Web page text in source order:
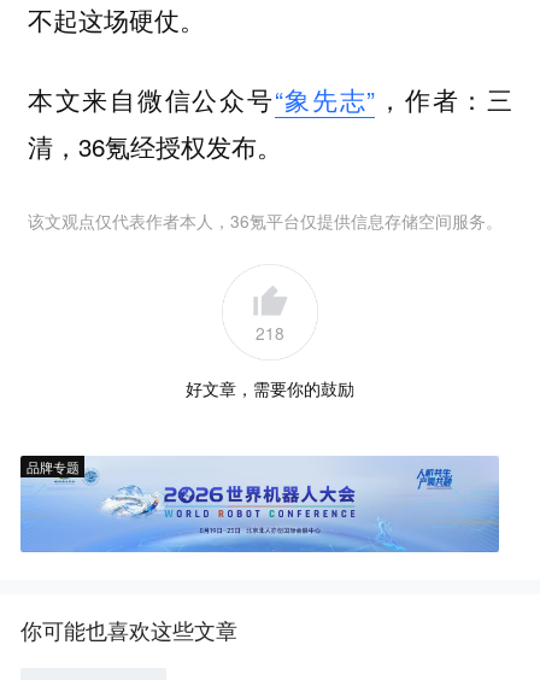
不起这场硬仗。
本文来自微信公众号“象先志” ，作者：三
清，36氪经授权发布。
该文观点仅代表作者本人，36氪平台仅提供信息存储空间服务。
218
好文章，需要你的鼓励
品牌专题
你可能也喜欢这些文章